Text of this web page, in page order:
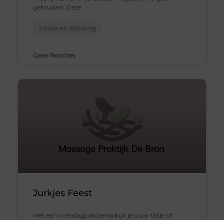
gebruiken. Deze
Mode en Kleding
Geen Reacties
Jurkjes Feest
Met een overslagjurk benadruk je jouw taille of